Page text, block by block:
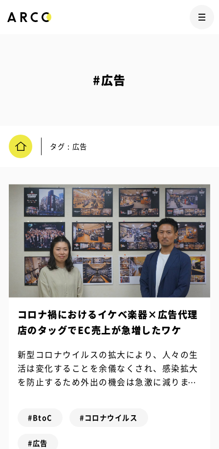
#広告
タグ : 広告
コロナ禍におけるイケベ楽器×広告代理
店のタッグでEC売上が急増したワケ
新型コロナウイルスの拡大により、人々の生
活は変化することを余儀なくされ、感染拡大
を防止するため外出の機会は急激に減りまし
#BtoC #コロナウイルス
#広告